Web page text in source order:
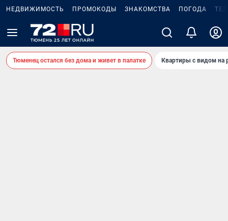
НЕДВИЖИМОСТЬ ПРОМОКОДЫ ЗНАКОМСТВА ПОГОДА
Тюменец остался без дома и живет в палатке Квартиры с видом на